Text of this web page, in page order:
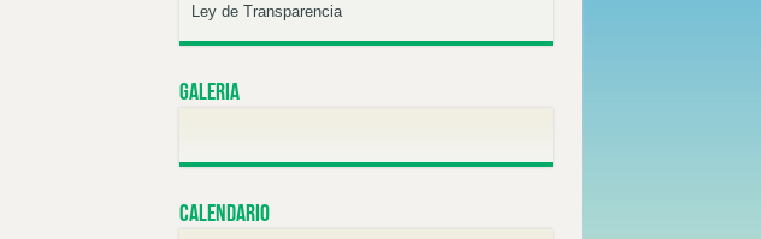
Ley de Transparencia
Galeria
Calendario